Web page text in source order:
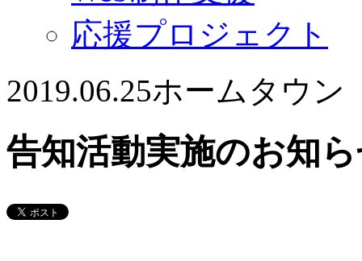
応援プロジェクト
2019.06.25ホームタウン
告知活動実施のお知